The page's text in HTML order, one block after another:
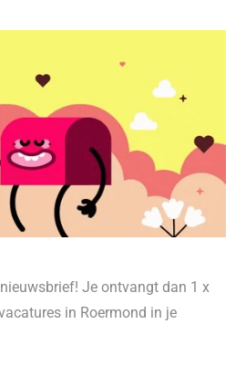
Je ontvangt dan 1 x
in Roermond in je